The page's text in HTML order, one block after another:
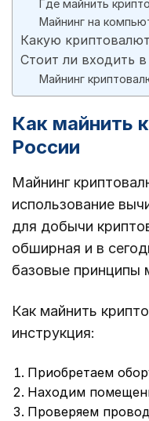
Где майнить
Майнинг на
Какую
Стоит ли входить
Майнинг
Как майнить
России
Майнинг
использование
для добычи
обширная и в
базовые принципы
Как майнить
инструкция:
Приобретаем
Находим
Проверяем